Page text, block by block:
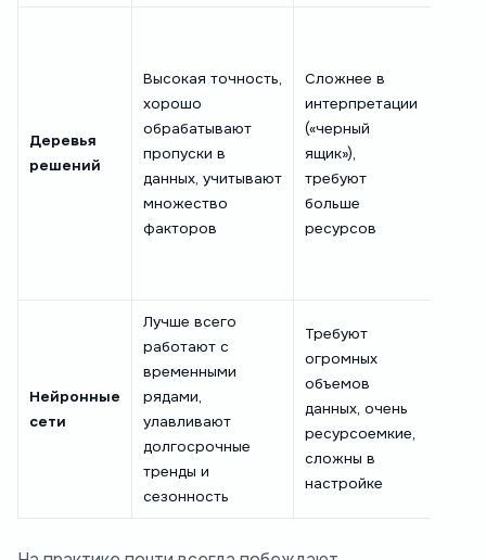
Деревья
решений
Высокая точность,
хорошо
обрабатывают
пропуски в
данных, учитывают
множество
факторов
Сложнее в
интерпретации
(«черный
ящик»),
требуют
больше
ресурсов
Нейронные
сети
Лучше всего
работают с
временными
рядами,
улавливают
долгосрочные
тренды и
сезонность
Требуют
огромных
объемов
данных, очень
ресурсоемкие,
сложны в
настройке